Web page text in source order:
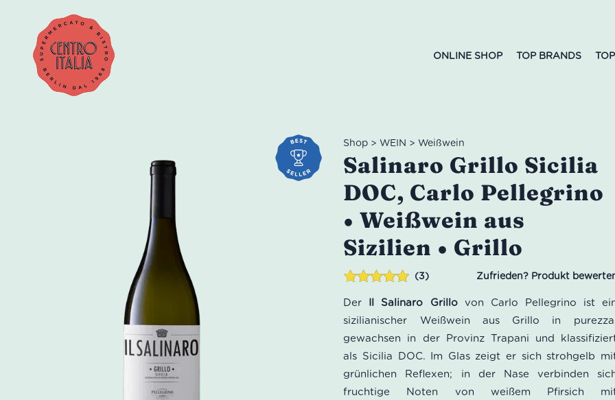
ONLINE SHOP TOP BRANDS
Shop >WEIN >Weißwein
Salinaro Grillo Sicilia
DOC, Carlo Pellegrino
• Weißwein aus
Sizilien • Grillo
5.00
von 5,
basierend
Kundenbewertungen
3
Der Il Salinaro Grillovon Carlo Pellegrino ist
sizilianischer Weißwein aus Grillo in
gewachsen in der Provinz Trapani und
als Sicilia DOC. Im Glas zeigt er sich strohgelb
grünlichen Reflexen; in der Nase verbinden
fruchtige Noten von weißem Pfirsich